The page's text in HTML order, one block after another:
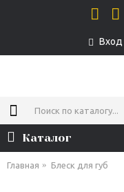
Вход
Каталог
Главная Блеск для губ